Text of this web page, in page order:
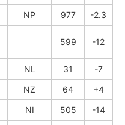
NP 977
-2.3
599 -12
NL 31
-7
NZ 64
+4
NI 505
-14